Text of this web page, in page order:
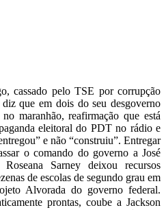
cassado pelo TSE por corrupção
que em dois do seu desgoverno
maranhão, reafirmação que está
eleitoral do PDT no rádio e
e não “construiu”. Entregar
o comando do governo a José
Sarney deixou recursos
de escolas de segundo grau em
Alvorada do governo federal.
prontas, coube a Jackson